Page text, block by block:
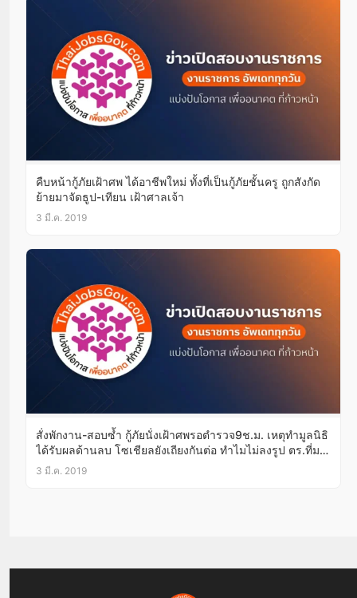
คืบหน้ากู้ภัยเฝ้าศพ ได้อาชีพใหม่ ทั้งที่เป็นกู้ภัยชั้นครู ถูกสังกัด
ย้ายมาจัดธูป-เทียน เฝ้าศาลเจ้า
3 มี.ค. 2019
สั่งพักงาน-สอบซ้ำ กู้ภัยนั่งเฝ้าศพรอตำรวจ9ช.ม. เหตุทำมูลนิธิ
ได้รับผลด้านลบ โซเชียลยังเถียงกันต่อ ทำไมไม่ลงรูป ตร.ที่มา
ถึงตั้งแต่ก่อนรุ่งสาง?
3 มี.ค. 2019